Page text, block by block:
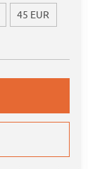
45 EUR